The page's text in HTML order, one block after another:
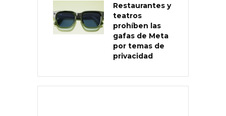
Restaurantes y
teatros
prohíben las
gafas de Meta
por temas de
privacidad